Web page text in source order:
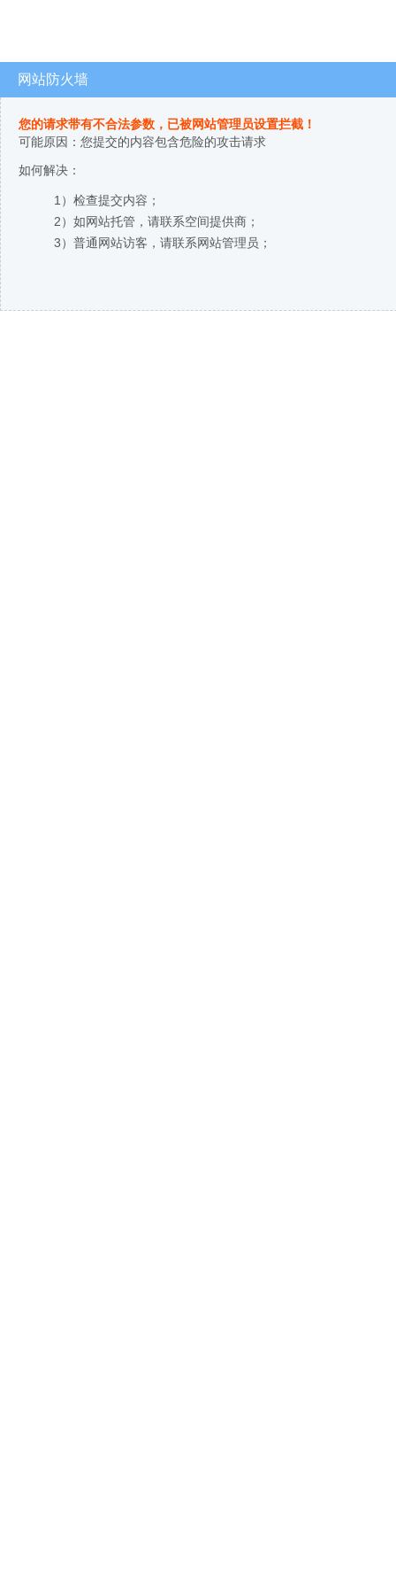
网站防火墙
您的请求带有不合法参数，已被网站管理员设置拦截！
可能原因：您提交的内容包含危险的攻击请求
如何解决：
1）检查提交内容；
2）如网站托管，请联系空间提供商；
3）普通网站访客，请联系网站管理员；